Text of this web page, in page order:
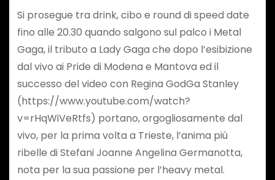
Si prosegue tra drink, cibo e round di speed date
fino alle 20.30 quando salgono sul palco i Metal
Gaga, il tributo a Lady Gaga che dopo l’esibizione
dal vivo ai Pride di Modena e Mantova ed il
successo del video con Regina GodGa Stanley
(https://www.youtube.com/watch?
v=rHqWiVeRtfs) portano, orgogliosamente dal
vivo, per la prima volta a Trieste, l’anima più
ribelle di Stefani Joanne Angelina Germanotta,
nota per la sua passione per l’heavy metal.